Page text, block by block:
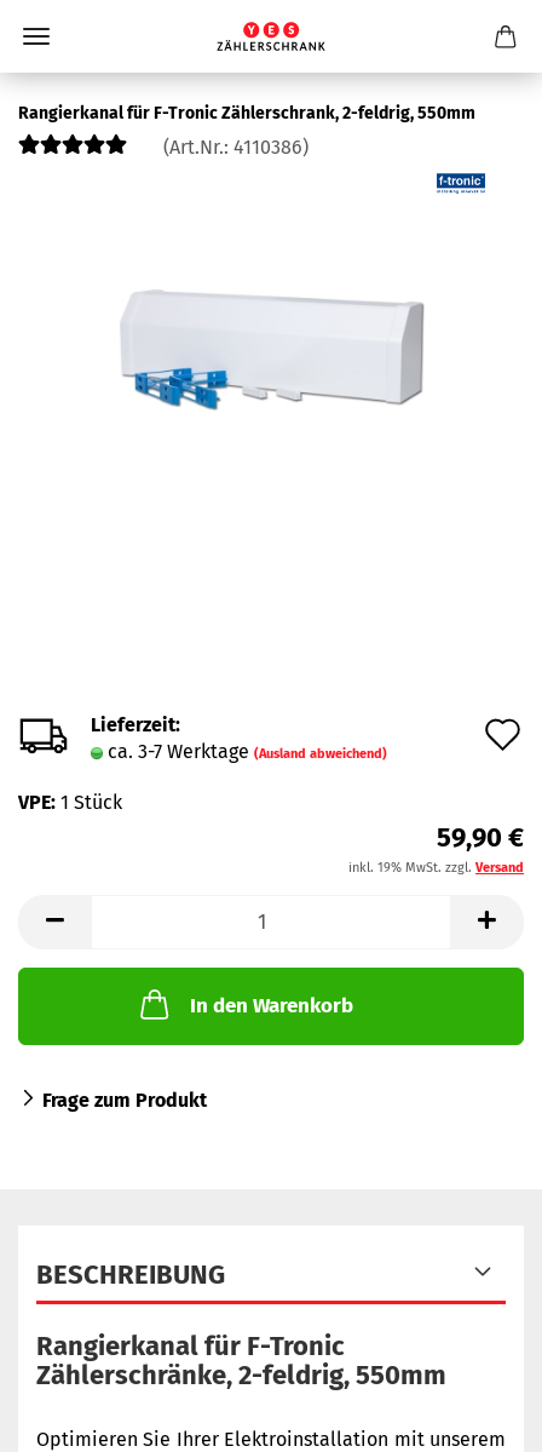
Ran­gier­ka­nal für F-​Tronic Zäh­ler­schrank, 2-​feldrig, 550mm
(Art.Nr.: 4110386)
Lieferzeit:
ca. 3-7 Werktage (Ausland abweichend)
VPE: 1 Stück
59,90 €
inkl. 19% MwSt. zzgl. Versand
In den Warenkorb
Frage zum Produkt
BESCHREIBUNG
Rangierkanal für F-Tronic
Zählerschränke, 2-feldrig, 550mm
Optimieren Sie Ihrer Elektroinstallation mit unserem